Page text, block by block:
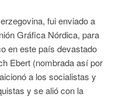
fui enviado a
Gráfica Nórdica, para
en este país devastado
Ebert (nombrada así por
a los socialistas y
y se alió con la